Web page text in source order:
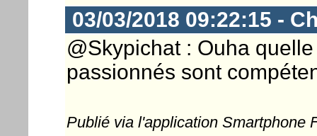
03/03/2018 09:22:15 -
@Skypichat : Ouha
passionnés sont
Publié via l'application Smartphone